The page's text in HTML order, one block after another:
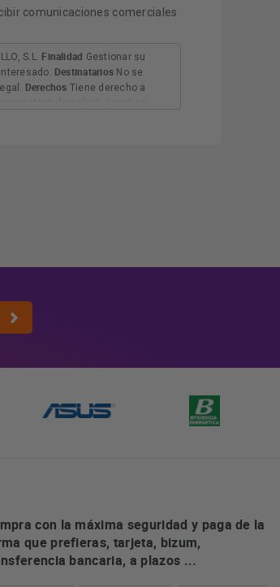
comunicaciones comerciales
S.L. Finalidad Gestionar su
Destinatarios No se
Derechos Tiene derecho a
con la máxima seguridad y paga de la
que prefieras, tarjeta, bizum,
bancaria, a plazos ...